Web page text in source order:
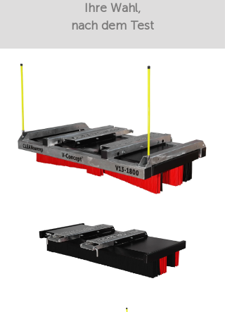
Ihre Wahl,
nach dem Test